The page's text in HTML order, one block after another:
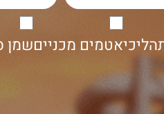
אטמים מכנייםשמן